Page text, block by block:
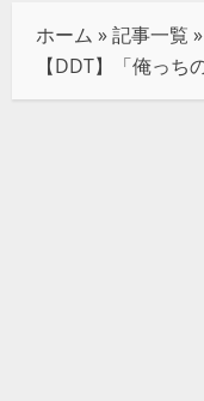
ホーム »記事一覧 »